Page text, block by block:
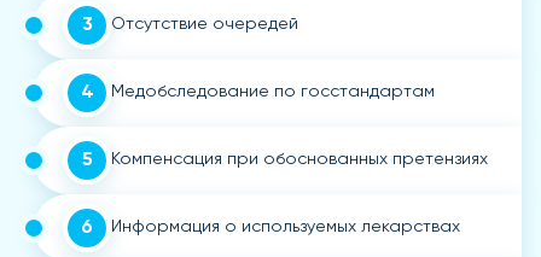
3 Отсутствие очередей
4 Медобследование по госстандартам
5 Компенсация при обоснованных претензиях
6 Информация о используемых лекарствах